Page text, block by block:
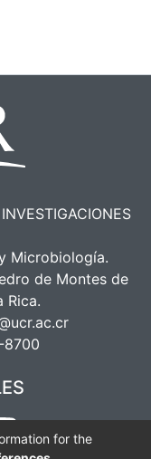
Microbiología.
de Montes de
Rica.
8700
for the